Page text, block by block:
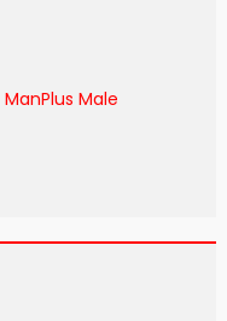
ManPlus Male